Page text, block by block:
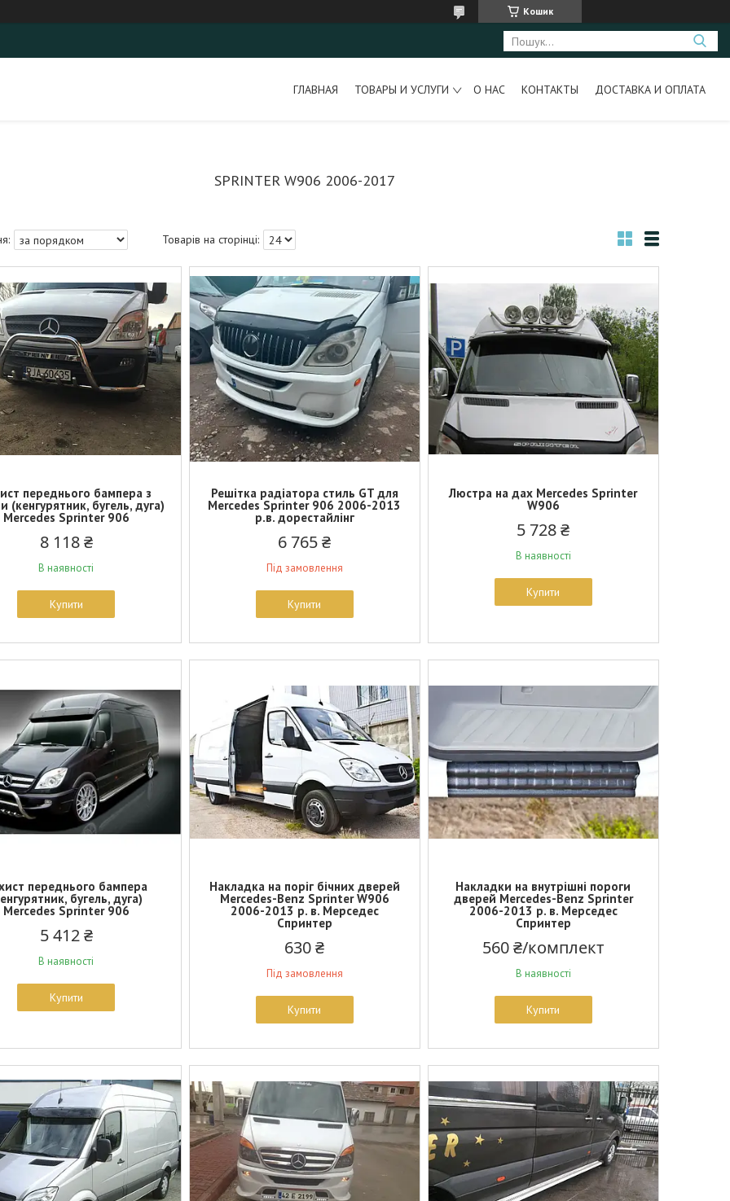
Кошик
ГЛАВНАЯ ТОВАРЫ И УСЛУГИ О НАС КОНТАКТЫ ДОСТАВКА И ОПЛАТА
SPRINTER W906 2006-2017
переднього бампера з
(кенгурятник, бугель, дуга)
Mercedes Sprinter 906
8 118 ₴
В наявності
Купити
Решітка радіатора стиль GT для
Mercedes Sprinter 906 2006-2013
р.в. дорестайлінг
6 765 ₴
Під замовлення
Купити
Люстра на дах Mercedes Sprinter
W906
5 728 ₴
В наявності
Купити
переднього бампера
бугель, дуга)
Mercedes Sprinter 906
5 412 ₴
В наявності
Купити
Накладка на поріг бічних дверей
Mercedes-Benz Sprinter W906
2006-2013 р. в. Мерседес
Спринтер
630 ₴
Під замовлення
Купити
Накладки на внутрішні пороги
дверей Mercedes-Benz Sprinter
2006-2013 р. в. Мерседес
Спринтер
560 ₴/комплект
В наявності
Купити